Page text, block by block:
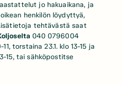
jo hakuaikana, ja
henkilön löydyttyä,
tehtävästä saat
040 0796004
torstaina 23.1. klo 13-15 ja
15, tai sähköpostitse